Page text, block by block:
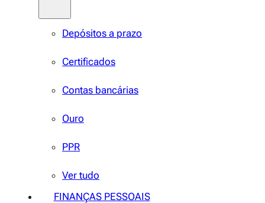
Depósitos a prazo
Certificados
Contas bancárias
Ouro
PPR
Ver tudo
FINANÇAS PESSOAIS